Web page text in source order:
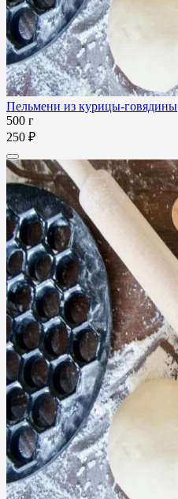
Пельмени из курицы-говядины
500 г
250 ₽